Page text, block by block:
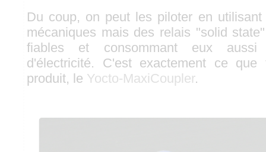
Du coup, on peut les piloter en
mécaniques mais des relais "solid
fiables et consommant eux aussi
d'électricité. C'est exactement ce que
produit, le Yocto-MaxiCoupler.